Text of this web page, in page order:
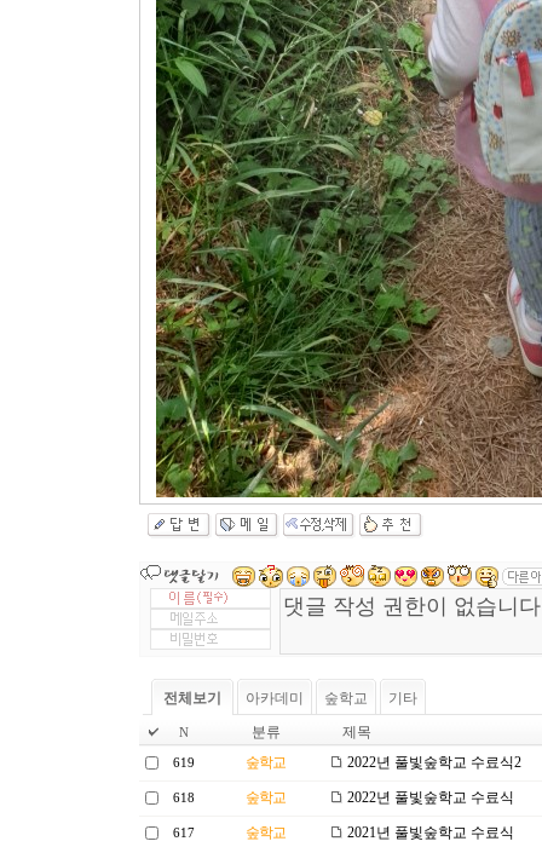
전체보기 아카데미 숲학교 기타
N 분류 제목
619 숲학교 2022년 풀빛숲학교 수료식2
618 숲학교 2022년 풀빛숲학교 수료식
617 숲학교 2021년 풀빛숲학교 수료식